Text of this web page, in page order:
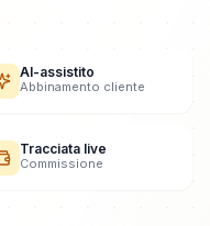
AI-assistito
Abbinamento cliente
Tracciata live
Commissione